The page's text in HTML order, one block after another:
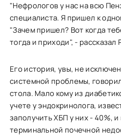
"Нефрологов у нас на всю
специалиста. Я пришел к
"Зачем пришел? Вот когда
тогда и приходи", - рассказал
Его история, увы, не
системной проблемы,
стола. Мало кому из
учете у эндокринолога,
заполучить ХБП у них - 40%,
терминальной почечной